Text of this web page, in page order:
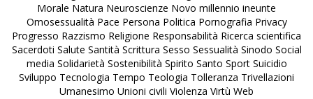
Morale Natura Neuroscienze Novo millennio ineunte
Omosessualità Pace Persona Politica Pornografia Privacy
Progresso Razzismo Religione Responsabilità Ricerca scientifica
Sacerdoti Salute Santità Scrittura Sesso Sessualità Sinodo Social
media Solidarietà Sostenibilità Spirito Santo Sport Suicidio
Sviluppo Tecnologia Tempo Teologia Tolleranza Trivellazioni
Umanesimo Unioni civili Violenza Virtù Web